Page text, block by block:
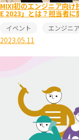
MIXI初のエンジニア向け
E 2023」とは？担当者に
イベント エンジニア
2023.05.11